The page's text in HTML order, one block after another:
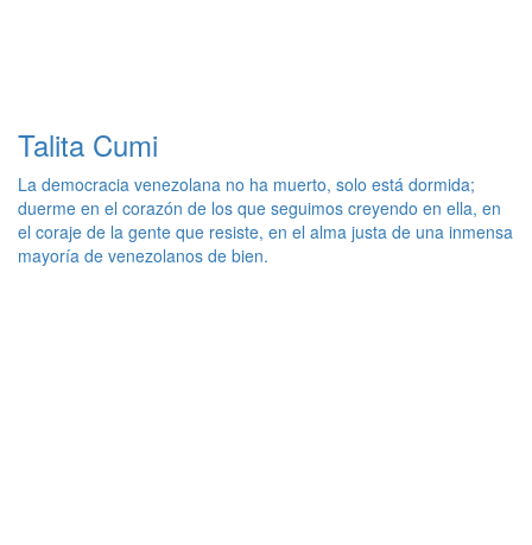
Talita Cumi
La democracia venezolana no ha muerto, solo está dormida;
duerme en el corazón de los que seguimos creyendo en ella, en
el coraje de la gente que resiste, en el alma justa de una inmensa
mayoría de venezolanos de bien.